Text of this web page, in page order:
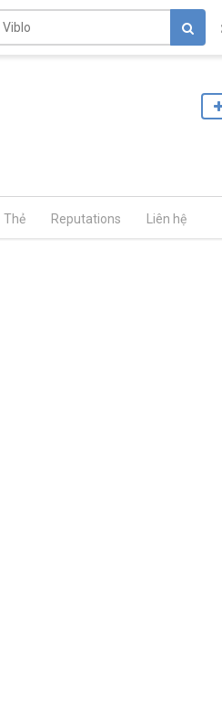
Thẻ Reputations Liên hệ